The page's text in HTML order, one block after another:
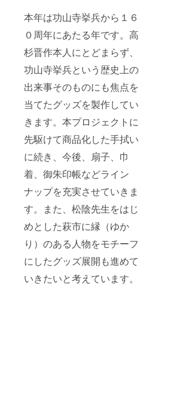
本年は功山寺挙兵から１６
０周年にあたる年です。高
杉晋作本人にとどまらず、
功山寺挙兵という歴史上の
出来事そのものにも焦点を
当てたグッズを製作してい
きます。本プロジェクトに
先駆けて商品化した手拭い
に続き、今後、扇子、巾
着、御朱印帳などライン
ナップを充実させていきま
す。また、松陰先生をはじ
めとした萩市に縁（ゆか
り）のある人物をモチーフ
にしたグッズ展開も進めて
いきたいと考えています。